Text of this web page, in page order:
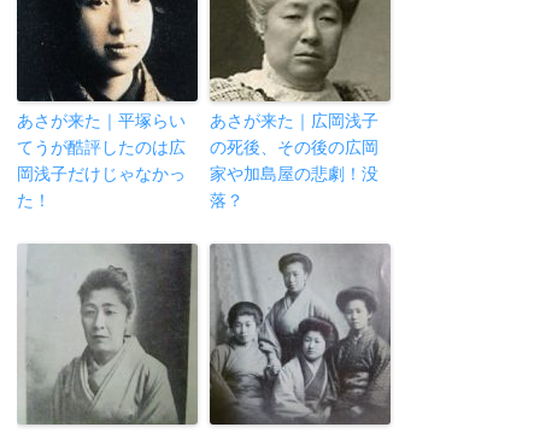
あさが来た｜平塚らい
てうが酷評したのは広
岡浅子だけじゃなかっ
た！
あさが来た｜広岡浅子
の死後、その後の広岡
家や加島屋の悲劇！没
落？